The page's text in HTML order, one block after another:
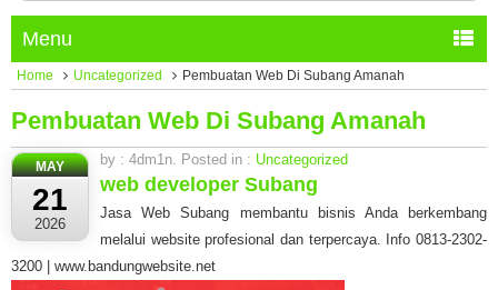
Menu
Home Uncategorized Pembuatan Web Di Subang Amanah
Pembuatan Web Di Subang Amanah
MAY
21
2026
by : 4dm1n. Posted in : Uncategorized
web developer Subang
Jasa Web Subang membantu bisnis Anda berkembang
melalui website profesional dan terpercaya. Info 0813-2302-
3200 | www.bandungwebsite.net